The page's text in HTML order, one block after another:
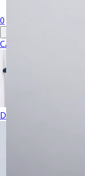
0
CABALLERO
DAMA